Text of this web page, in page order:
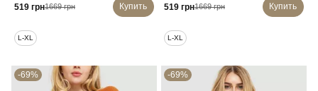
519 грн1669 грн Купить
L-XL
519 грн1669 грн Купить
L-XL
-69% -69%